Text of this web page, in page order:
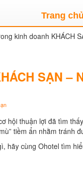
Trang chủ
kinh doanh KHÁCH
SẠN –
hội thuận lợi đã tìm
tiềm ẩn nhằm tránh
hãy cùng Ohotel tìm